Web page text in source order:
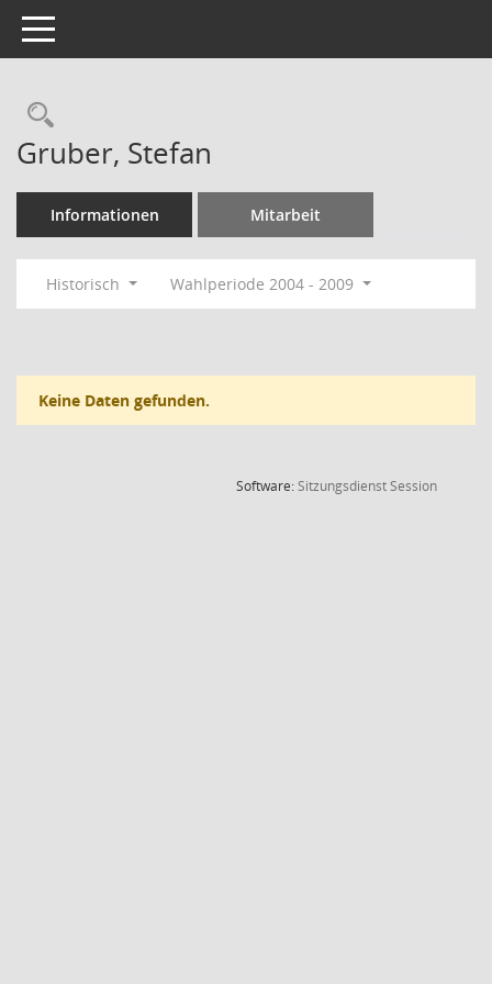
Toggle navigation
Rechercheauswahl
Gruber, Stefan
Informationen Mitarbeit
Historisch Wahlperiode 2004 - 2009
Keine Daten gefunden.
Software:SitzungsdienstSession(Wird in